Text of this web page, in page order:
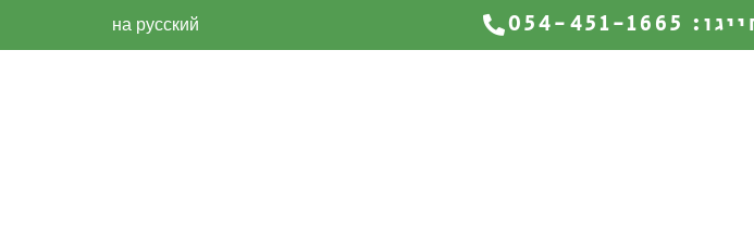
1665
на русский
על מצבות שיש או אבן נפוץ מאוד היום בבתי העלמין.